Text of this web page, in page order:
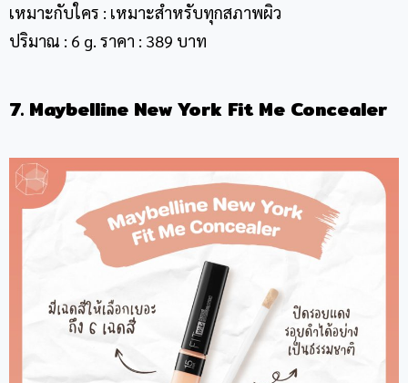
เหมาะกับใคร : เหมาะสำหรับทุกสภาพผิว
ปริมาณ : 6 g. ราคา : 389 บาท
7. Maybelline New York Fit Me Concealer